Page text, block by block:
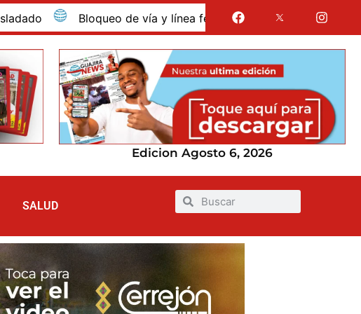
Bloqueo de vía y línea férrea en Albania por presunto
Edicion Agosto 6, 2026
SALUD